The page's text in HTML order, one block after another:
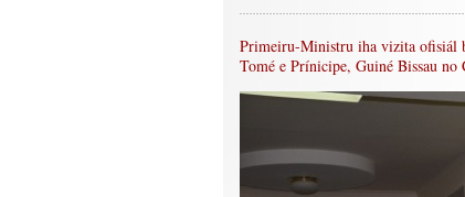
Primeiru-Ministru iha vizita ofisiál
Tomé e Prínicipe, Guiné Bissau no